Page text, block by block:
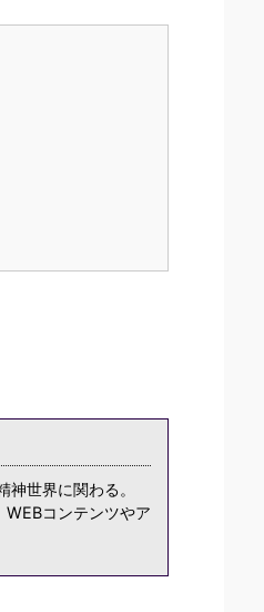
世界に関わる。
コンテンツやア